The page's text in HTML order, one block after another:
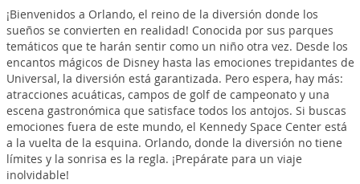
¡Bienvenidos a Orlando, el reino de la diversión donde los
sueños se convierten en realidad! Conocida por sus parques
temáticos que te harán sentir como un niño otra vez. Desde los
encantos mágicos de Disney hasta las emociones trepidantes de
Universal, la diversión está garantizada. Pero espera, hay más:
atracciones acuáticas, campos de golf de campeonato y una
escena gastronómica que satisface todos los antojos. Si buscas
emociones fuera de este mundo, el Kennedy Space Center está
a la vuelta de la esquina. Orlando, donde la diversión no tiene
límites y la sonrisa es la regla. ¡Prepárate para un viaje
inolvidable!